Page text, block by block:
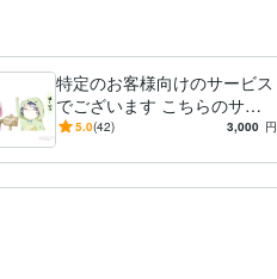
特定のお客様向けのサービス
でございます こちらのサー
ビスに誘導していないの方の
5.0(42) 3,000 円